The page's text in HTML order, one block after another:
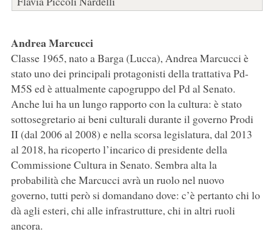
Andrea Marcucci
Classe 1965, nato a Barga (Lucca), Andrea Marcucci è
stato uno dei principali protagonisti della trattativa Pd-
M5S ed è attualmente capogruppo del Pd al Senato.
Anche lui ha un lungo rapporto con la cultura: è stato
sottosegretario ai beni culturali durante il governo Prodi
II (dal 2006 al 2008) e nella scorsa legislatura, dal 2013
al 2018, ha ricoperto l’incarico di presidente della
Commissione Cultura in Senato. Sembra alta la
probabilità che Marcucci avrà un ruolo nel nuovo
governo, tutti però si domandano dove: c’è pertanto chi lo
dà agli esteri, chi alle infrastrutture, chi in altri ruoli
ancora.